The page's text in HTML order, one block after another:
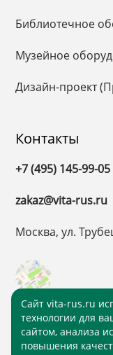
Библиотечное
Музейное
Дизайн-проект
Контакты
+7 (495) 145-99-05
zakaz@vita-rus.ru
Москва, ул.
Cайт vita-rus.ru
технологии для
сайтом, анализа
повышения